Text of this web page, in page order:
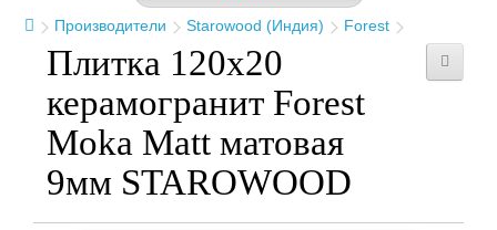
Производители
Starowood (Индия) Forest
Плитка 120x20
керамогранит Forest
Moka Matt матовая
9мм STAROWOOD